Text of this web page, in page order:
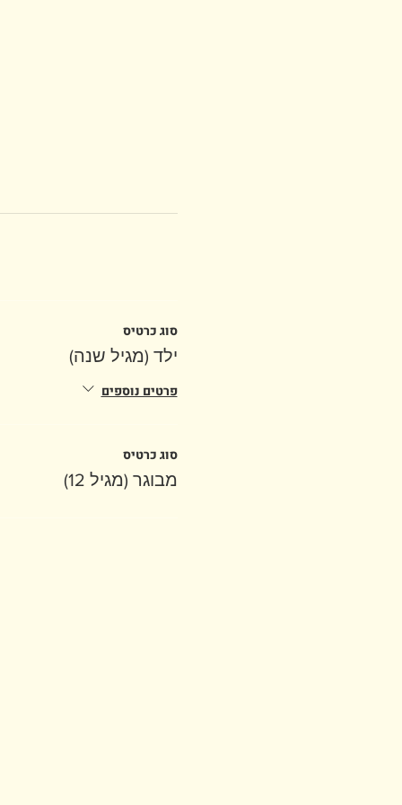
סוג כרטיס
ילד (מגיל שנה)
פרטים נוספים
סוג כרטיס
מבוגר (מגיל 12)